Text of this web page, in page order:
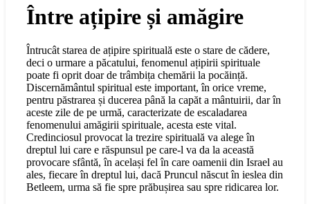
Între ațipire și amăgire
Întrucât starea de ațipire spirituală este o stare de cădere,
deci o urmare a păcatului, fenomenul ațipirii spirituale
poate fi oprit doar de trâmbița chemării la pocăință.
Discernământul spiritual este important, în orice vreme,
pentru păstrarea și ducerea până la capăt a mântuirii, dar în
aceste zile de pe urmă, caracterizate de escaladarea
fenomenului amăgirii spirituale, acesta este vital.
Credinciosul provocat la trezire spirituală va alege în
dreptul lui care e răspunsul pe care-l va da la această
provocare sfântă, în același fel în care oamenii din Israel au
ales, fiecare în dreptul lui, dacă Pruncul născut în ieslea din
Betleem, urma să fie spre prăbușirea sau spre ridicarea lor.